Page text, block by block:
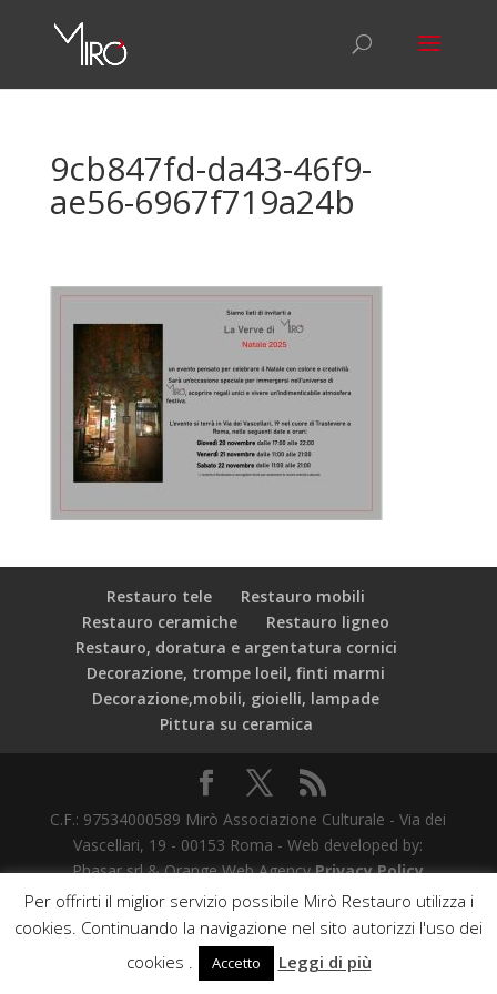
9cb847fd-da43-46f9-
ae56-6967f719a24b
Restauro tele
Restauro mobili
Restauro ceramiche
Restauro ligneo
Restauro, doratura e argentatura cornici
Decorazione, trompe loeil, finti marmi
Decorazione,mobili, gioielli, lampade
Pittura su ceramica
C.F.: 97534000589 Mirò Associazione Culturale - Via dei
Vascellari, 19 - 00153 Roma - Web developed by:
Phasar srl & Orange Web AgencyPrivacy Policy
Per offrirti il miglior servizio possibile Mirò Restauro utilizza i
cookies. Continuando la navigazione nel sito autorizzi l'uso dei
cookies .
Accetto Leggi di più